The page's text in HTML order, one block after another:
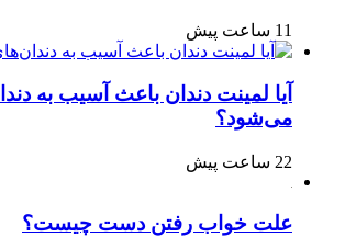
11 ساعت پیش
آیا لمینت دندان باعث آسیب به
می‌شود؟
22 ساعت پیش
علت خواب رفتن دست چیست؟